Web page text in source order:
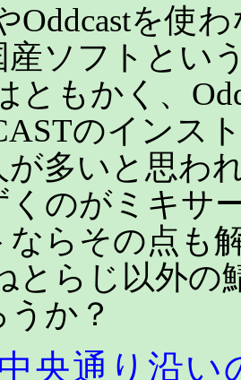
Oddcastを使
産ソフトとい
ともかく、
のインス
が多いと思わ
くのがミキサ
ならその点も
とらじ以外の
か？
中央通り沿い